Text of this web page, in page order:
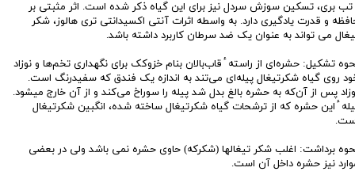
تب بری، تسکین سوزش سردل نیز برای این گیاه ذکر شده است. اثر مثبتی بر
و قدرت یادگیری دارد. به واسطه اثرات آنتی اکسیدانتی تری هالوز، شکر
می تواند به عنوان یک ضد سرطان کاربرد داشته باشد.
تشکیل: حشره‌ای از راسته ٔ قاب‌بالان بنام خزوکک برای نگهداری تخم‌ها و نوزاد
روی گیاه شکرتیغال پیله‌ای می‌تند به اندازه یک فندق که سفیدرنگ است.
پس از آن‌که به حشره بالغ بدل شد پیله را سوراخ می‌کند و از آن خارج میشود.
این حشره که از ترشحات گیاه شکرتیغال ساخته شده، انگبین شکرتیغال
برداشت: اغلب شکر تیغالها (شکرکه) حاوی حشره نمی باشد ولی در بعضی
نیز حشره داخل آن است.